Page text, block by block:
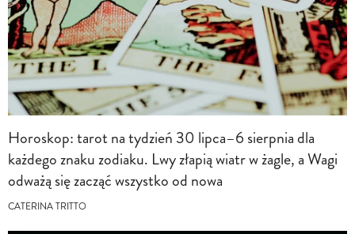
Horoskop: tarot na tydzień 30 lipca–6 sierpnia dla
każdego znaku zodiaku. Lwy złapią wiatr w żagle, a Wagi
odważą się zacząć wszystko od nowa
CATERINA TRITTO